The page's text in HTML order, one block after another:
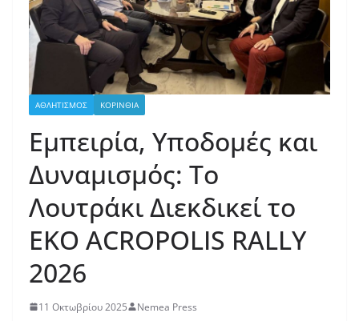
ΑΘΛΗΤΙΣΜΟΣ ΚΟΡΙΝΘΙΑ
Εμπειρία, Υποδομές και
Δυναμισμός: Το
Λουτράκι Διεκδικεί το
EKO ACROPOLIS RALLY
2026
11 Οκτωβρίου 2025 Nemea Press